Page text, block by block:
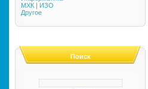
МХК | ИЗО
Другое
Поиск